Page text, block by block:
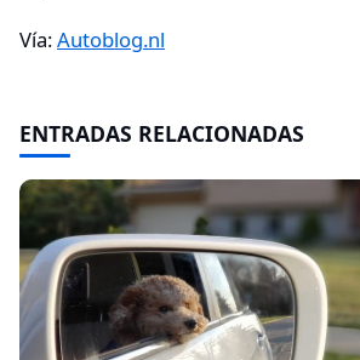
Vía:Autoblog.nl
ENTRADAS RELACIONADAS